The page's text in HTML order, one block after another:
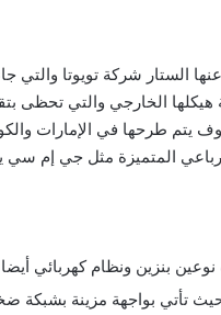
سيكويا 2023 التي كشفت عنها الستار
هيكلها الخارجي والتي تحظى
يتم طرحها في الإمارات
المتميزة مثل جي إم سي
تأتي بواجهة مزينة بشبكة